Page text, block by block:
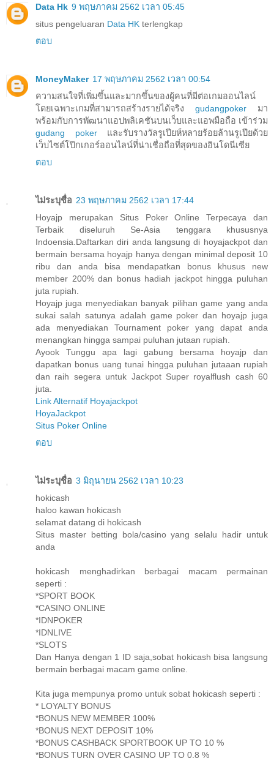
Data Hk 9 พฤษภาคม 2562 เวลา 05:45
situs pengeluaran Data HK terlengkap
ตอบ
MoneyMaker 17 พฤษภาคม 2562 เวลา 00:54
ความสนใจที่เพิ่มขึ้นและมากขึ้นของผู้คนที่มีต่อเกมออนไลน์
โดยเฉพาะเกมที่สามารถสร้างรายได้จริง gudangpoker มา
พร้อมกับการพัฒนาแอปพลิเคชันบนเว็บและแอพมือถือ เข้าร่วม
gudang pokerและรับรางวัลรูเปียห์หลายร้อยล้านรูเปียด้วย
เว็บไซต์โป๊กเกอร์ออนไลน์ที่น่าเชื่อถือที่สุดของอินโดนีเซีย
ตอบ
ไม่ระบุชื่อ 23 พฤษภาคม 2562 เวลา 17:44
Hoyajp merupakan Situs Poker Online Terpecaya dan
Terbaik diseluruh Se-Asia tenggara khususnya
Indoensia.Daftarkan diri anda langsung di hoyajackpot dan
bermain bersama hoyajp hanya dengan minimal deposit 10
ribu dan anda bisa mendapatkan bonus khusus new
member 200% dan bonus hadiah jackpot hingga puluhan
juta rupiah.
Hoyajp juga menyediakan banyak pilihan game yang anda
sukai salah satunya adalah game poker dan hoyajp juga
ada menyediakan Tournament poker yang dapat anda
menangkan hingga sampai puluhan jutaan rupiah.
Ayook Tunggu apa lagi gabung bersama hoyajp dan
dapatkan bonus uang tunai hingga puluhan jutaaan rupiah
dan raih segera untuk Jackpot Super royalflush cash 60
juta.
Link Alternatif Hoyajackpot
HoyaJackpot
Situs Poker Online
ตอบ
ไม่ระบุชื่อ 3 มิถุนายน 2562 เวลา 10:23
hokicash
haloo kawan hokicash
selamat datang di hokicash
Situs master betting bola/casino yang selalu hadir untuk
anda
hokicash menghadirkan berbagai macam permainan
seperti :
*SPORT BOOK
*CASINO ONLINE
*IDNPOKER
*IDNLIVE
*SLOTS
Dan Hanya dengan 1 ID saja,sobat hokicash bisa langsung
bermain berbagai macam game online.
Kita juga mempunya promo untuk sobat hokicash seperti :
* LOYALTY BONUS
*BONUS NEW MEMBER 100%
*BONUS NEXT DEPOSIT 10%
*BONUS CASHBACK SPORTBOOK UP TO 10 %
*BONUS TURN OVER CASINO UP TO 0.8 %